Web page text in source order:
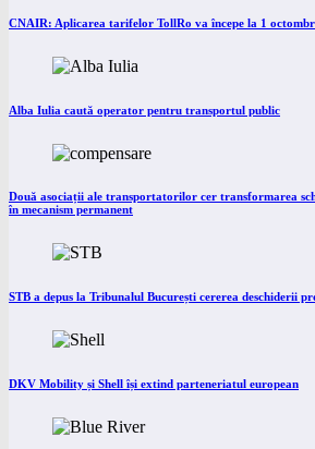
CNAIR: Aplicarea tarifelor TollRo va începe la 1
Alba Iulia caută operator pentru transportul public
Două asociații ale transportatorilor cer transformarea
în mecanism permanent
STB a depus la Tribunalul București cererea deschiderii
DKV Mobility și Shell își extind parteneriatul european